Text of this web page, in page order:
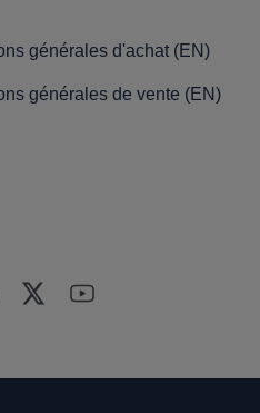
générales d'achat (EN)
générales de vente (EN)